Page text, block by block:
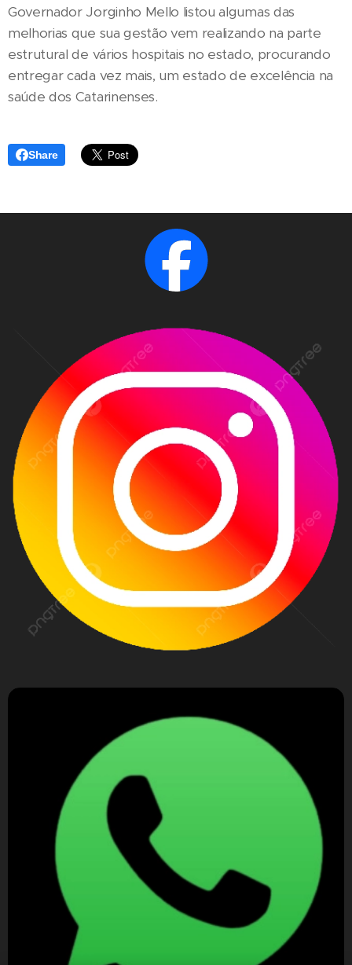
Governador Jorginho Mello listou algumas das
melhorias que sua gestão vem realizando na parte
estrutural de vários hospitais no estado, procurando
entregar cada vez mais, um estado de excelência na
saúde dos Catarinenses.
Share